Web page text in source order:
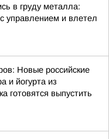
в груду металла:
управлением и влетел
Новые российские
и йогурта из
готовятся выпустить